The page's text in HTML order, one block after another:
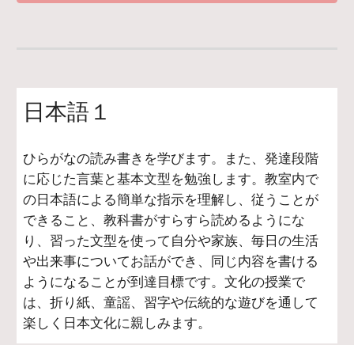
日本語１
ひらがなの読み書きを学びます。また、発達段階
に応じた言葉と基本文型を勉強します。教室内で
の日本語による簡単な指示を理解し、従うことが
できること、教科書がすらすら読めるようにな
り、習った文型を使って自分や家族、毎日の生活
や出来事についてお話ができ、同じ内容を書ける
ようになることが到達目標です。文化の授業で
は、折り紙、童謡、習字や伝統的な遊びを通して
楽しく日本文化に親しみます。